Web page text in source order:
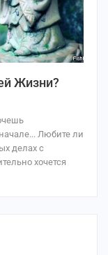
Жизни?
Любите ли
делах с
хочется